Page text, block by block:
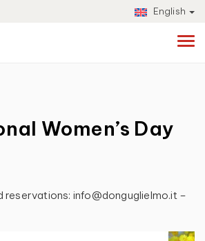
English
Women’s Day
reservations: info@donguglielmo.it –